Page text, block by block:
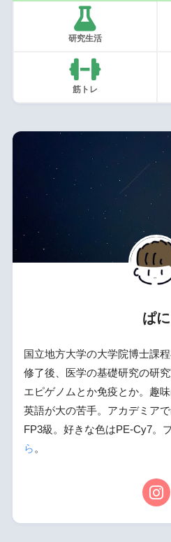
研究生活
筋トレ
ぱに
国立地方大学の大学院博士課
修了後、医学の基礎研究の研
エピゲノムとか免疫とか。趣
英語が大の苦手。アカデミア
FP3級。好きな色はPE-Cy7。
ら 。